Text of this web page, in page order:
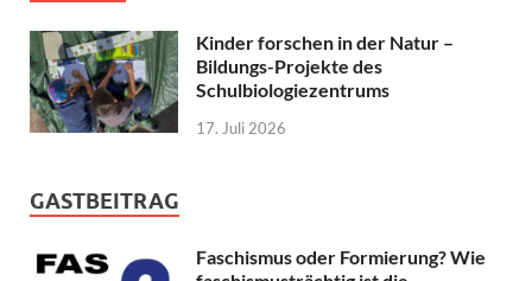
Kinder forschen in der Natur –
Bildungs-Projekte des
Schulbiologiezentrums
17. Juli 2026
GASTBEITRAG
Faschismus oder Formierung? Wie